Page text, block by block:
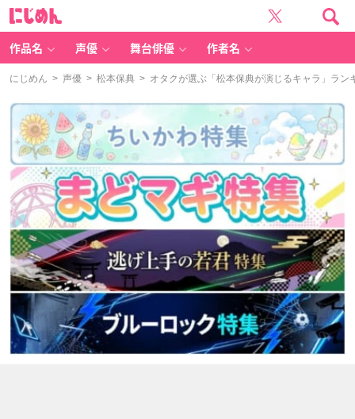
作品名 声優 舞台俳優 作者名
にじめん > 声優 > 松本保典 > オタクが選ぶ「松本保典が演じるキャラ」ラ